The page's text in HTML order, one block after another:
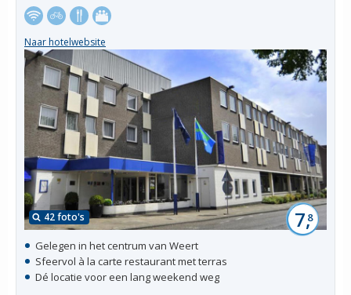
42 foto's 7,8
Naar hotelwebsite
Gelegen in het centrum van Weert
Sfeervol à la carte restaurant met terras
Dé locatie voor een lang weekend weg